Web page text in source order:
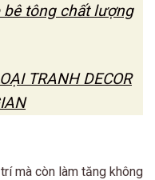
tông chất lượng
TRANH DECOR
mà còn làm tăng không